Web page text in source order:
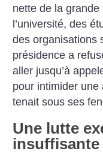
nette de la
l’université, des
des organisations
présidence a
aller jusqu’à
pour intimider
tenait sous ses
Une lutte
insuffisante